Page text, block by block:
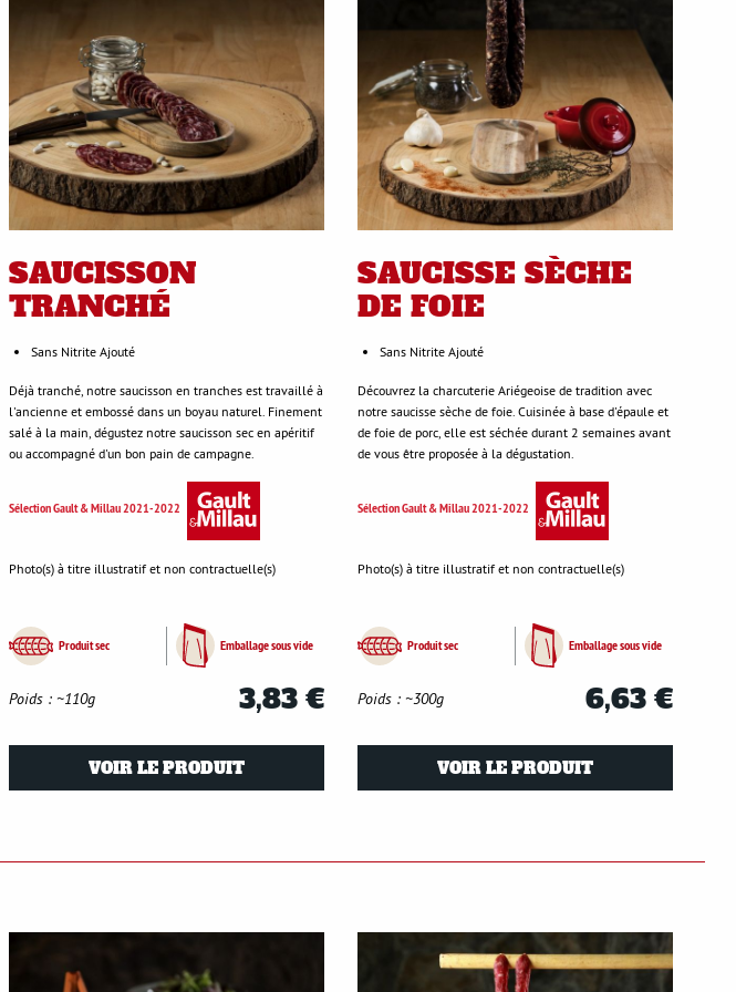
SAUCISSON
TRANCHÉ
Sans Nitrite Ajouté
Déjà tranché, notre saucisson en tranches est travaillé à
l'ancienne et embossé dans un boyau naturel. Finement
salé à la main, dégustez notre saucisson sec en apéritif
ou accompagné d'un bon pain de campagne.
Sélection Gault & Millau 2021-2022
Photo(s) à titre illustratif et non contractuelle(s)
Produit sec Emballage sous vide
Poids : ~110g 3,83 €
VOIR LE PRODUIT
SAUCISSE SÈCHE
DE FOIE
Sans Nitrite Ajouté
Découvrez la charcuterie Ariégeoise de tradition avec
notre saucisse sèche de foie. Cuisinée à base d'épaule et
de foie de porc, elle est séchée durant 2 semaines avant
de vous être proposée à la dégustation.
Sélection Gault & Millau 2021-2022
Photo(s) à titre illustratif et non contractuelle(s)
Produit sec Emballage sous vide
Poids : ~300g 6,63 €
VOIR LE PRODUIT